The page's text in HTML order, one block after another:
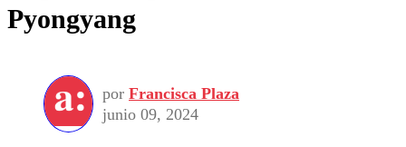
Pyongyang
por Francisca Plaza
junio 09, 2024